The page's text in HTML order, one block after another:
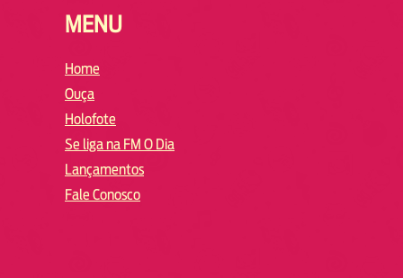
MENU
Home
Ouça
Holofote
Se liga na FM O Dia
Lançamentos
Fale Conosco